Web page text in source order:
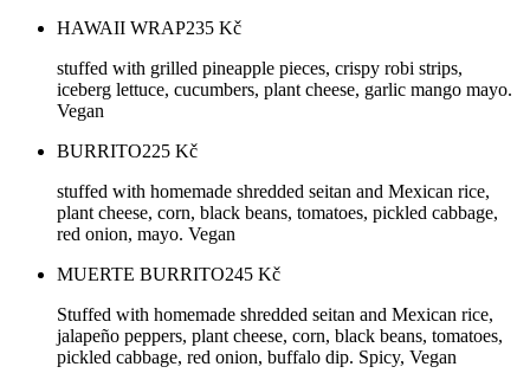
HAWAII WRAP235 Kč
stuffed with grilled pineapple pieces, crispy robi strips,
iceberg lettuce, cucumbers, plant cheese, garlic mango mayo.
Vegan
BURRITO225 Kč
stuffed with homemade shredded seitan and Mexican rice,
plant cheese, corn, black beans, tomatoes, pickled cabbage,
red onion, mayo. Vegan
MUERTE BURRITO245 Kč
Stuffed with homemade shredded seitan and Mexican rice,
jalapeño peppers, plant cheese, corn, black beans, tomatoes,
pickled cabbage, red onion, buffalo dip. Spicy, Vegan